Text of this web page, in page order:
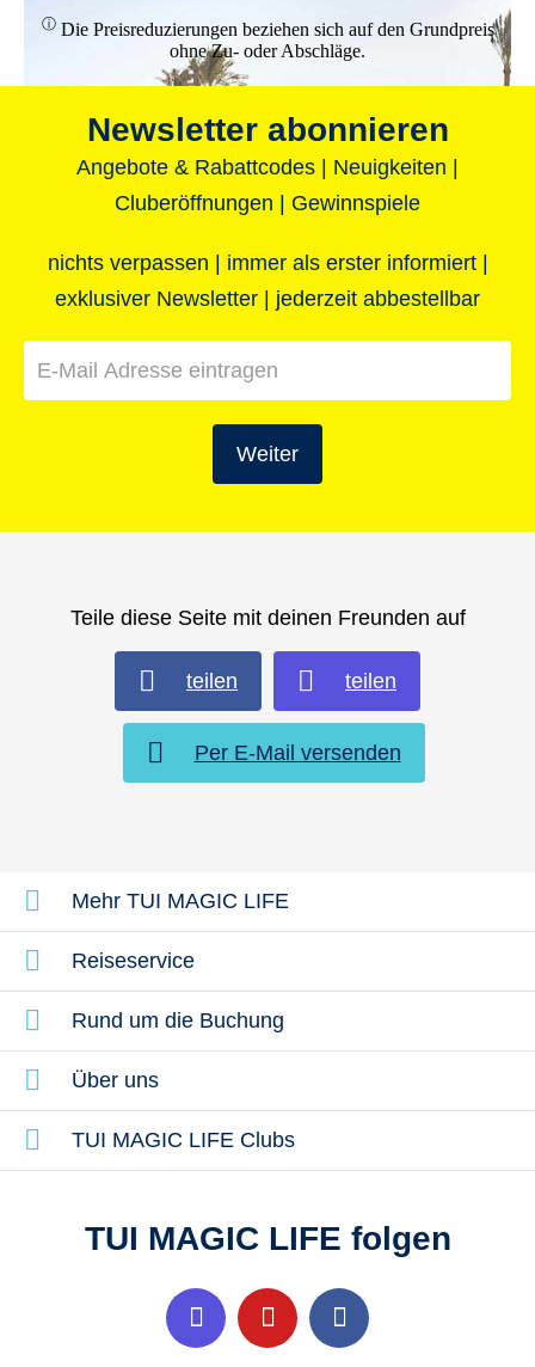
Angebote für Alleinreisende
ⓘDie Preisreduzierungen beziehen sich auf den Grundpreis
ohne Zu- oder Abschläge.
Newsletter abonnieren
Angebote & Rabattcodes | Neuigkeiten |
Cluberöffnungen | Gewinnspiele
nichts verpassen | immer als erster informiert |
exklusiver Newsletter | jederzeit abbestellbar
Weiter
Teile diese Seite mit deinen Freunden auf
teilen teilen
Per E-Mail versenden
Mehr TUI MAGIC LIFE
Reiseservice
Rund um die Buchung
Über uns
TUI MAGIC LIFE Clubs
TUI MAGIC LIFE folgen